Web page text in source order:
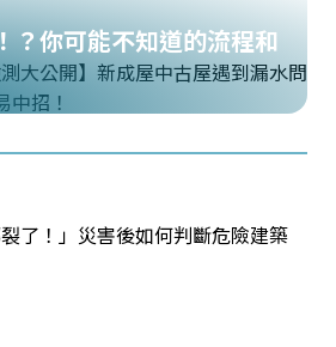
？你可能不知道的流程和
大公開】新成屋中古屋遇到漏水問
招！
了！」災害後如何判斷危險建築